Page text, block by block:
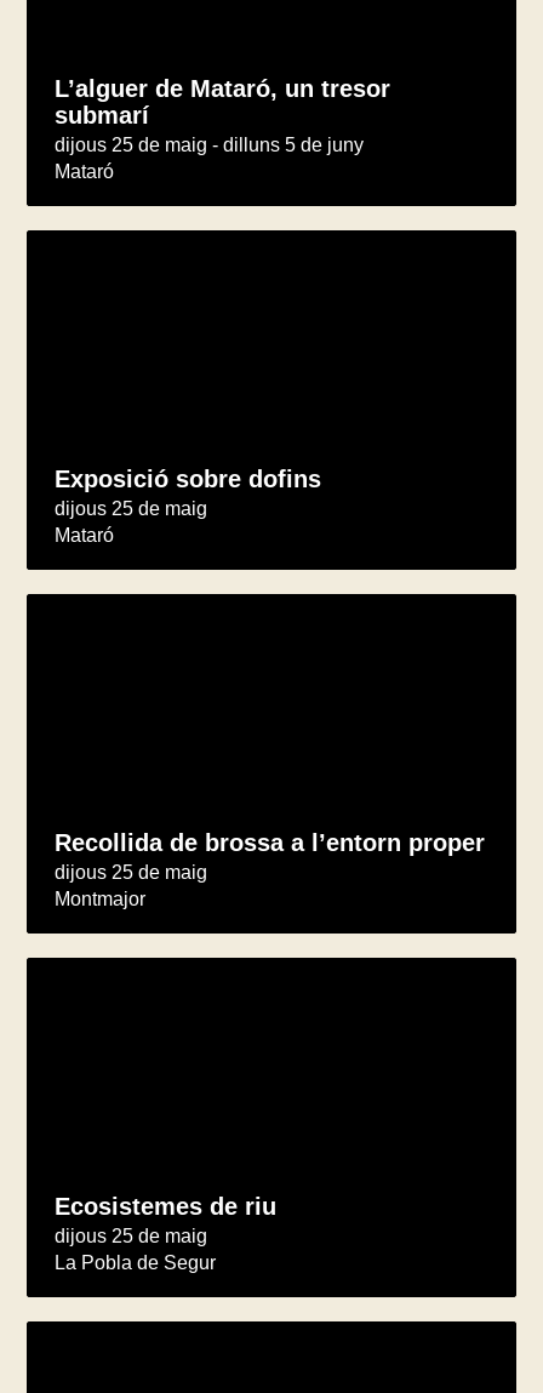
L’alguer de Mataró, un tresor
submarí
dijous 25 de maig - dilluns 5 de juny
Mataró
Exposició sobre dofins
dijous 25 de maig
Mataró
Recollida de brossa a l’entorn proper
dijous 25 de maig
Montmajor
Ecosistemes de riu
dijous 25 de maig
La Pobla de Segur